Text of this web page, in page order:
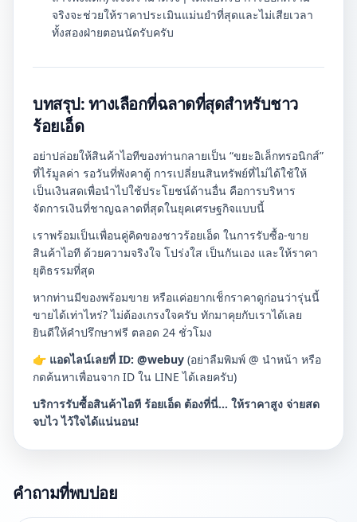
จริงจะช่วยให้ราคาประเมินแม่นยำที่สุดและไม่เสียเวลา
ทั้งสองฝ่ายตอนนัดรับครับ
บทสรุป: ทางเลือกที่ฉลาดที่สุดสำหรับชาว
ร้อยเอ็ด
อย่าปล่อยให้สินค้าไอทีของท่านกลายเป็น “ขยะอิเล็กทรอนิกส์”
ที่ไร้มูลค่า รอวันที่พังคาตู้ การเปลี่ยนสินทรัพย์ที่ไม่ได้ใช้ให้
เป็นเงินสดเพื่อนำไปใช้ประโยชน์ด้านอื่น คือการบริหาร
จัดการเงินที่ชาญฉลาดที่สุดในยุคเศรษฐกิจแบบนี้
เราพร้อมเป็นเพื่อนคู่คิดของชาวร้อยเอ็ด ในการรับซื้อ-ขาย
สินค้าไอที ด้วยความจริงใจ โปร่งใส เป็นกันเอง และให้ราคา
ยุติธรรมที่สุด
หากท่านมีของพร้อมขาย หรือแค่อยากเช็กราคาดูก่อนว่ารุ่นนี้
ขายได้เท่าไหร่? ไม่ต้องเกรงใจครับ ทักมาคุยกับเราได้เลย
ยินดีให้คำปรึกษาฟรี ตลอด 24 ชั่วโมง
👉 แอดไลน์เลยที่ ID: @webuy (อย่าลืมพิมพ์ @ นำหน้า หรือ
กดค้นหาเพื่อนจาก ID ใน LINE ได้เลยครับ)
บริการรับซื้อสินค้าไอที ร้อยเอ็ด ต้องที่นี่… ให้ราคาสูง จ่ายสด
จบไว ไว้ใจได้แน่นอน!
คำถามที่พบบ่อย